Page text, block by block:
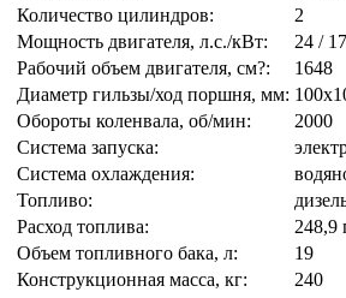
Количество цилиндров:
2
Мощность двигателя, л.с./кВт:
24 /
Рабочий объем двигателя, см?:
1648
Диаметр гильзы/ход поршня, мм:
Обороты коленвала, об/мин:
2000
Система запуска:
Система охлаждения:
Топливо:
Расход топлива:
248,9
Объем топливного бака, л:
19
Конструкционная масса, кг:
240